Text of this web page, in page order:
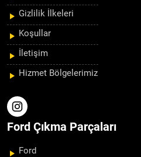
Gizlilik İlkeleri
Koşullar
İletişim
Hizmet Bölgelerimiz
Ford Çıkma Parçaları
Ford